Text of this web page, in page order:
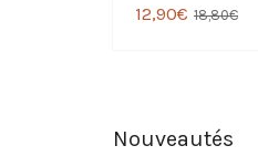
18,80€
12,90€
Nouveautés